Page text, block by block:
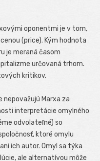
oponentmi je v tom,
(price). Kým hodnota
je meraná časom
určovaná trhom.
kritikov.
nepovažujú Marxa za
interpretácie omylného
odvolateľné) so
ktoré omylu
ich autor. Omyl sa týka
ale alternatívou môže